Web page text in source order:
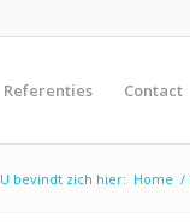
Referenties Contact
U bevindt zich hier: Home /